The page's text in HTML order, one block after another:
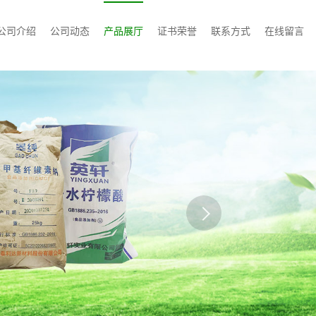
司介绍 公司动态 产品展厅 证书荣誉 联系方式 在线留言